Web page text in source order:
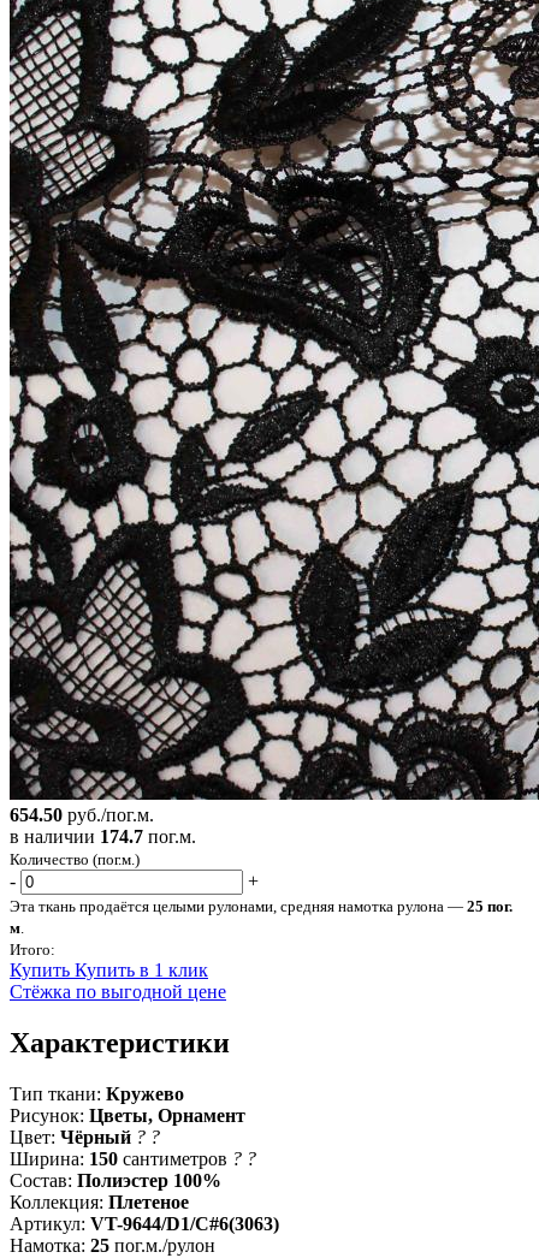
654.50 руб./пог.м.
в наличии 174.7 пог.м.
Количество (пог.м.)
- +
Эта ткань продаётся целыми рулонами, средняя намотка рулона — 25 пог.
м.
Итого:
Купить Купить в 1 клик
Стёжка по выгодной цене
Характеристики
Тип ткани: Кружево
Рисунок: Цветы, Орнамент
Цвет: Чёрный ? ?
Ширина: 150 сантиметров ? ?
Состав: Полиэстер 100%
Коллекция: Плетеное
Артикул: VT-9644/D1/C#6(3063)
Намотка: 25 пог.м./рулон